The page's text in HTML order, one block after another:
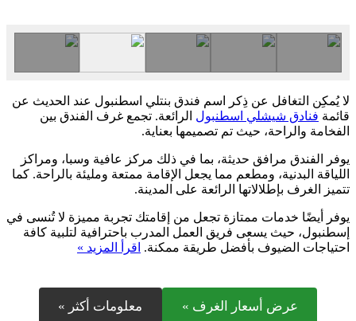
لا يُمكِن التغافل عن ذِكر اسم فندق بنتلي اسطنبول عند الحديث عن
قائمة فنادق شيشلي اسطنبول الرائعة. تجمع غرف الفندق بين
الفخامة والراحة، حيث تم تصميمها بعناية.
يوفر الفندق مرافق حديثة، بما في ذلك مركز عافية وسبا، ومراكز
اللياقة البدنية، ومطعم مما يجعل الإقامة ممتعة ومليئة بالراحة. كما
تتميز الغرف بإطلالاتها الرائعة على المدينة.
يوفر أيضًا خدمات ممتازة تجعل من إقامتك تجربة مميزة لا تُنسى في
إسطنبول، حيث يسعى فريق العمل المدرب باحترافية لتلبية كافة
احتياجات الضيوف بأفضل طريقة ممكنة. اقرأ المزيد »
عرض أسعار الغرف » معلومات أكثر »